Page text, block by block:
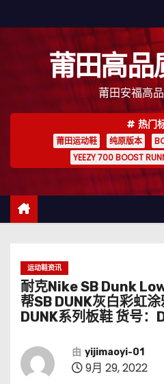
至
莆田高品
莆田安福高
热门
莆田运动鞋 纯原版本
YEEZY 700 BOOST
运动鞋资讯
耐克Nike SB Dunk
帮SB DUNK灰白彩虹
DUNK系列板鞋 货号
由 yijimaoyi-01
9月 29, 2022